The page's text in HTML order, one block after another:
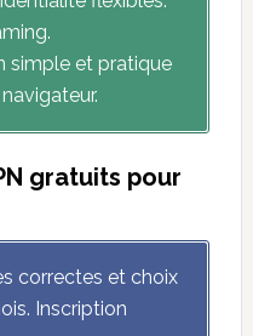
simple et pratique
gratuits pour
correctes et choix
Inscription